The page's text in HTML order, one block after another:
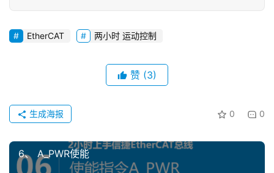
首
网
EtherCAT 两小时 运动控制
赞 (3)
0 0
生成海报
6、 A_PWR使能